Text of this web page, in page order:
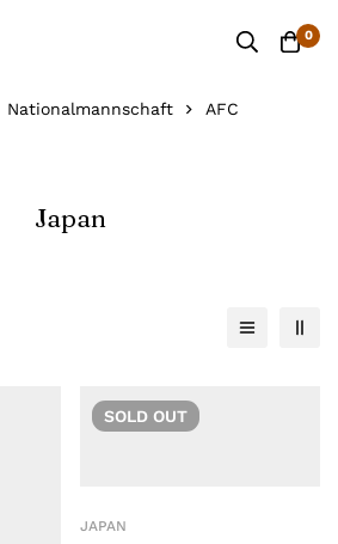
0
Nationalmannschaft AFC
Japan
SOLD OUT
JAPAN